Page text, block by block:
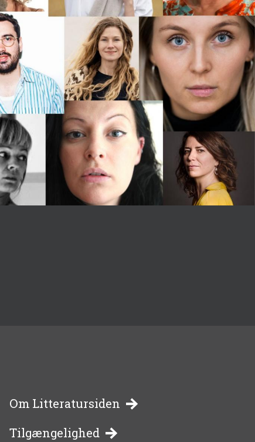
-
Om Litteratursiden
Tilgængelighed